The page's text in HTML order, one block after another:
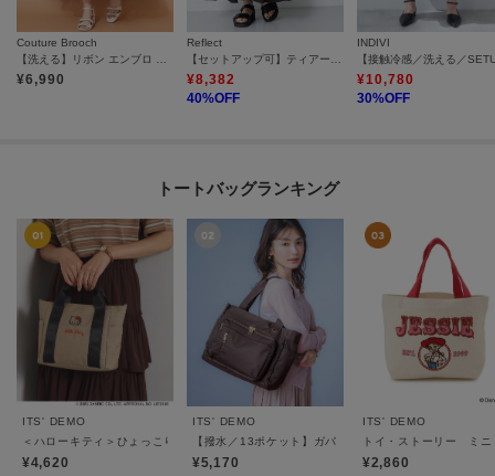
Couture Brooch
¥6,990
Reflect
¥8,382
40%OFF
INDIVI
¥10,780
30%OFF
トートバッグランキング
ITS' DEMO
＜ハローキティ＞ひょっこり2wayトート
¥4,620
ITS' DEMO
【撥水／13ポケット】ガバッとトート
¥5,170
ITS' DEMO
トイ・ストーリー ミニ
¥2,860